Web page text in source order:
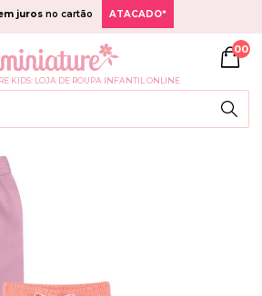
juros no cartão ATACADO*
KIDS: LOJA DE ROUPA INFANTIL ONLINE
00